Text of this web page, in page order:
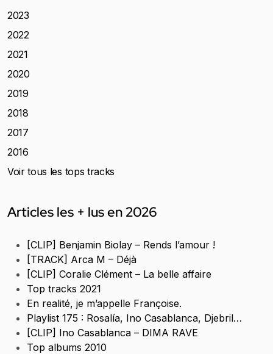
2023
2022
2021
2020
2019
2018
2017
2016
Voir tous les tops tracks
Articles les + lus en 2026
[CLIP] Benjamin Biolay – Rends l’amour !
[TRACK] Arca M – Déjà
[CLIP] Coralie Clément – La belle affaire
Top tracks 2021
En realité, je m’appelle Françoise.
Playlist 175 : Rosalía, Ino Casablanca, Djebril…
[CLIP] Ino Casablanca – DIMA RAVE
Top albums 2010